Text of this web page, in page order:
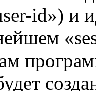
id») и